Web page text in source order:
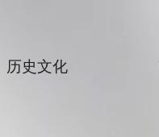
历史文化